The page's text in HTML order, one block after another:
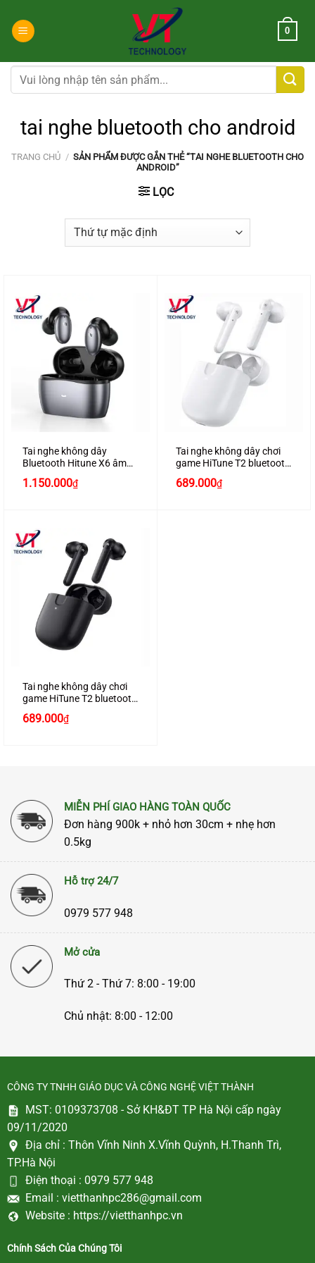
đến
dung
0
Tìm
kiếm:
tai nghe bluetooth cho android
TRANG CHỦ / SẢN PHẨM ĐƯỢC GẮN THẺ “TAI NGHE BLUETOOTH CHO
ANDROID”
LỌC
Tai nghe không dây
Bluetooth Hitune X6 âm
hãng Ugreen 90242 màu
1.150.000₫
Tai nghe không dây chơi
game HiTune T2 bluetooth
loại bỏ tiếng ồn, chống
689.000₫
Tai nghe không dây chơi
game HiTune T2 bluetooth
loại bỏ tiếng ồn, chống
689.000₫
MIỄN PHÍ GIAO HÀNG TOÀN QUỐC
Đơn hàng 900k + nhỏ hơn 30cm + nhẹ hơn
0.5kg
Hỗ trợ 24/7
0979 577 948
Mở cửa
Thứ 2 - Thứ 7: 8:00 - 19:00
Chủ nhật: 8:00 - 12:00
CÔNG TY TNHH GIÁO DỤC VÀ CÔNG NGHỆ VIỆT THÀNH
MST: 0109373708 - Sở KH&ĐT TP Hà Nội cấp ngày
09/11/2020
Địa chỉ : Thôn Vĩnh Ninh X.Vĩnh Quỳnh, H.Thanh Trì,
TP.Hà Nội
Điện thoại : 0979 577 948
Email : vietthanhpc286@gmail.com
Website : https://vietthanhpc.vn
Chính Sách Của Chúng Tôi